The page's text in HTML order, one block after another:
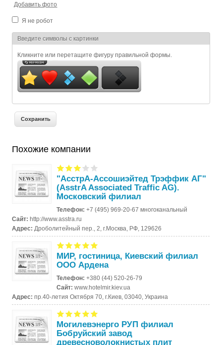
Добавить фото
Я не робот
Я спамер
Введите символы с картинки
Кликните или перетащите фигуру правильной формы.
Похожие компании
"АсстрА-Ассошиэйтед Трэффик АГ"
(AsstrA Associated Traffic AG).
Московский филиал
Телефон:+7 (495) 969-20-67 многоканальный
Сайт:http://www.asstra.ru
Адрес: Дроболитейный пер., 2, г.Москва, РФ, 129626
МИР, гостиница, Киевский филиал
ООО Ардена
Телефон:+380 (44) 520-26-79
Сайт:www.hotelmir.kiev.ua
Адрес:пр.40-летия Октября 70, г.Киев, 03040, Украина
Могилевэнерго РУП филиал
Бобруйский завод
древесноволокнистых плит